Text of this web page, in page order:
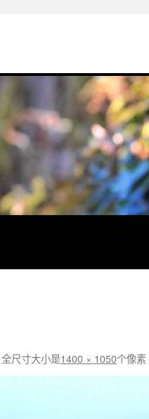
全尺寸大小是1400 × 1050个像素